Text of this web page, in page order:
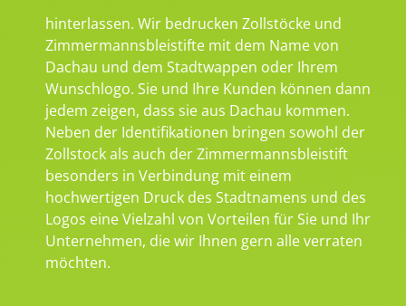
hinterlassen. Wir bedrucken Zollstöcke und
Zimmermannsbleistifte mit dem Name von
Dachau und dem Stadtwappen oder Ihrem
Wunschlogo. Sie und Ihre Kunden können dann
jedem zeigen, dass sie aus Dachau kommen.
Neben der Identifikationen bringen sowohl der
Zollstock als auch der Zimmermannsbleistift
besonders in Verbindung mit einem
hochwertigen Druck des Stadtnamens und des
Logos eine Vielzahl von Vorteilen für Sie und Ihr
Unternehmen, die wir Ihnen gern alle verraten
möchten.